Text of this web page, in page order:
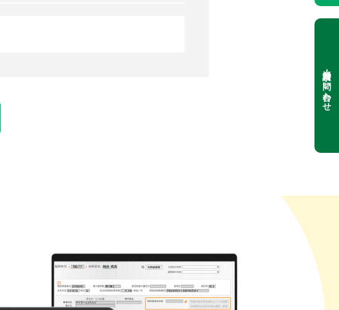
資料請求・お問い合わせ